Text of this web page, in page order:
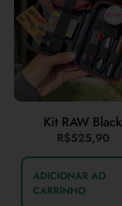
Kit RAW Black
R$525,90
ADICIONAR AO
CARRINHO